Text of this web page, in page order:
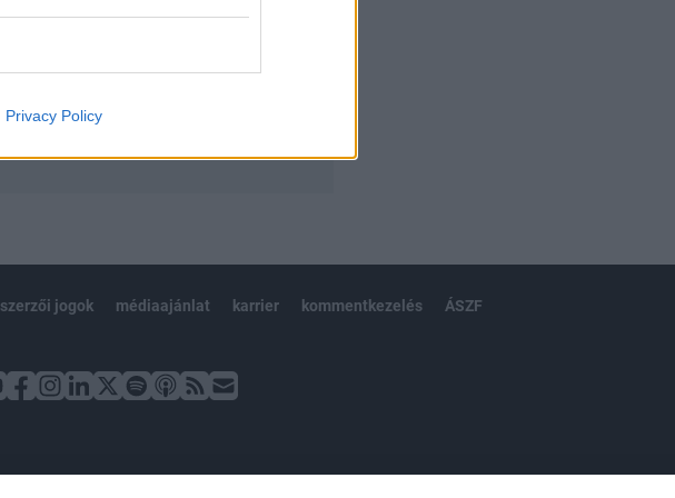
Privacy Policy
szerzői jogok médiaajánlat karrier kommentkezelés ÁSZF